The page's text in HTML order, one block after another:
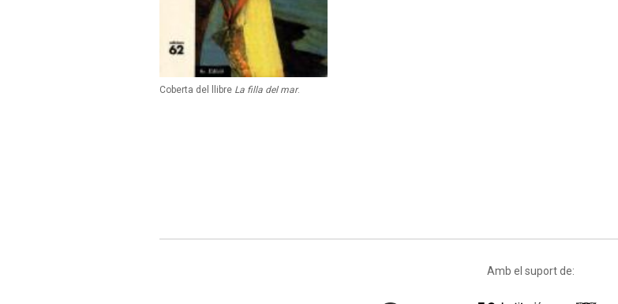
Coberta del llibre La filla del mar.
Amb el suport de: